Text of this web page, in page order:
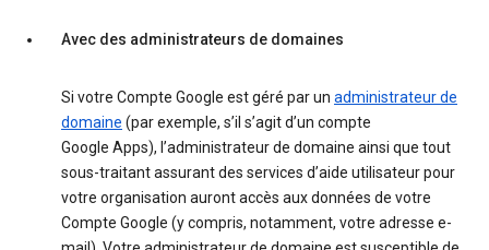
Avec des administrateurs de domaines
Si votre Compte Google est géré par un administrateur de
domaine (par exemple, s’il s’agit d’un compte
Google Apps), l’administrateur de domaine ainsi que tout
sous-traitant assurant des services d’aide utilisateur pour
votre organisation auront accès aux données de votre
Compte Google (y compris, notamment, votre adresse e-